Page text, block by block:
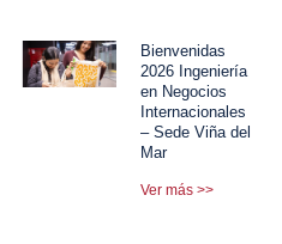
Bienvenidas
2026 Ingeniería
en Negocios
Internacionales
– Sede Viña del
Mar
Ver más >>